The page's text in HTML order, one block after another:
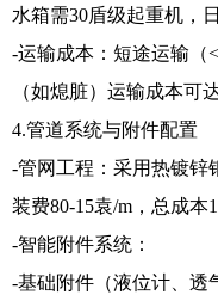
水箱需30盾级起重机，
-运输成本：短途运输（
（如熄脏）运输成本可
4.管道系统与附件配置
-管网工程：采用热镀锌
装费80-15袁/m，总成本
-智能附件系统：
-基础附件（液位计、透